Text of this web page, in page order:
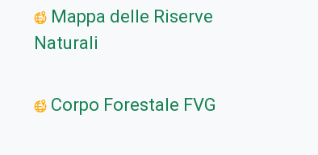
Mappa delle Riserve
Naturali
Corpo Forestale FVG